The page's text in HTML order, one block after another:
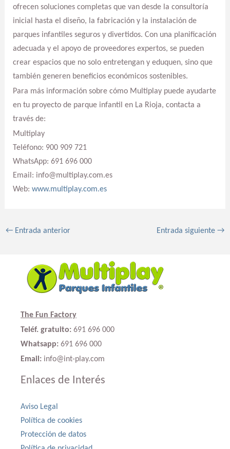
ofrecen soluciones completas que van desde la consultoría
inicial hasta el diseño, la fabricación y la instalación de
parques infantiles seguros y divertidos. Con una planificación
adecuada y el apoyo de proveedores expertos, se pueden
crear espacios que no solo entretengan y eduquen, sino que
también generen beneficios económicos sostenibles.
Para más información sobre cómo Multiplay puede ayudarte
en tu proyecto de parque infantil en La Rioja, contacta a
través de:
Multiplay
Teléfono: 900 909 721
WhatsApp: 691 696 000
Email: info@multiplay.com.es
Web: www.multiplay.com.es
←Entrada anterior Entrada siguiente→
The Fun Factory
Teléf. gratuito: 691 696 000
Whatsapp: 691 696 000
Email: info@int-play.com
Enlaces de Interés
Aviso Legal
Política de cookies
Protección de datos